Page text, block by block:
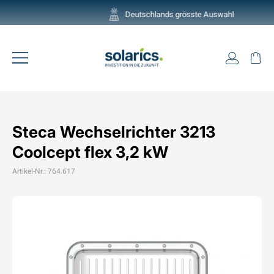
Direkt
zum
Pause
Deutschlands grösste Auswahl
Seitennavigation
Steca Wechselrichter 3213
Coolcept flex 3,2 kW
Artikel-Nr.: 764.617